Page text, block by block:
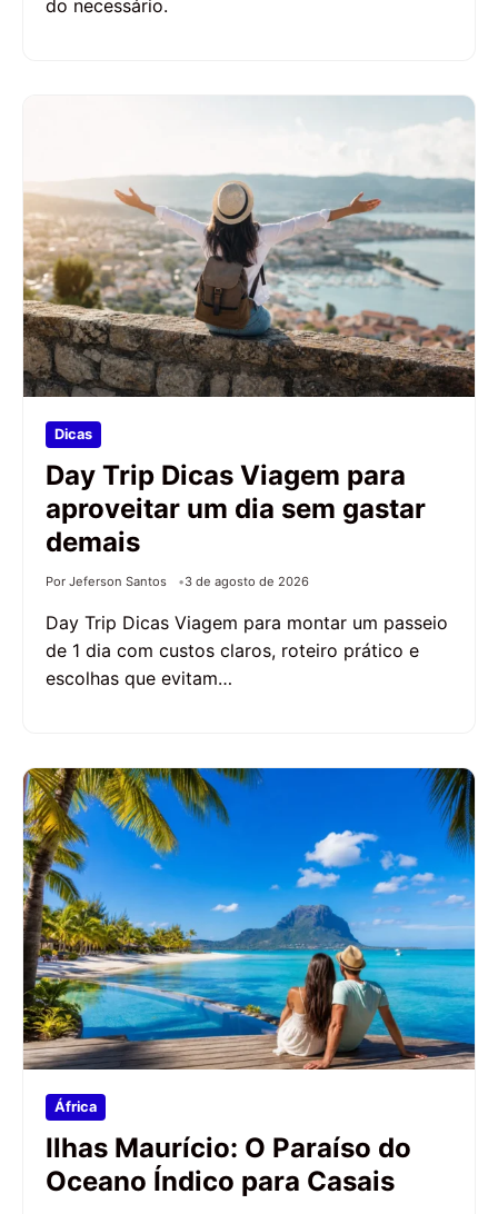
do necessário.
Dicas
Day Trip Dicas Viagem para
aproveitar um dia sem gastar
demais
Por Jeferson Santos 3 de agosto de 2026
Day Trip Dicas Viagem para montar um passeio
de 1 dia com custos claros, roteiro prático e
escolhas que evitam…
África
Ilhas Maurício: O Paraíso do
Oceano Índico para Casais